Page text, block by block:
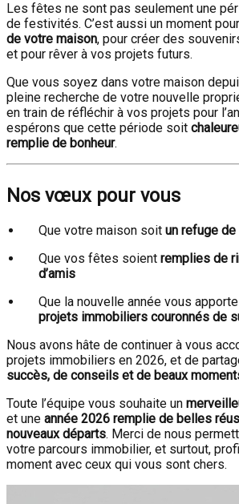
Les fêtes ne sont pas seulement une
de festivités. C’est aussi un moment pour
de votre maison, pour créer des
et pour rêver à vos projets futurs.
Que vous soyez dans votre maison
pleine recherche de votre nouvelle
en train de réfléchir à vos projets pour
espérons que cette période soit
remplie de bonheur.
Nos vœux pour vous
Que votre maison soit un refuge
Que vos fêtes soient remplies de
d’amis
Que la nouvelle année vous apporte
projets immobiliers couronnés de
Nous avons hâte de continuer à vous
projets immobiliers en 2026, et de
succès, de conseils et de beaux
Toute l’équipe vous souhaite un
et une année 2026 remplie de belles
nouveaux départs. Merci de nous
votre parcours immobilier, et surtout,
moment avec ceux qui vous sont chers.